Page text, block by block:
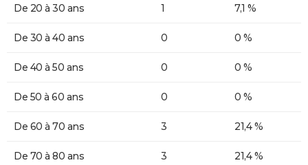
De 20 à 30 ans 1 7,1 %
De 30 à 40 ans 0 0 %
De 40 à 50 ans 0 0 %
De 50 à 60 ans 0 0 %
De 60 à 70 ans 3 21,4 %
De 70 à 80 ans 3 21,4 %